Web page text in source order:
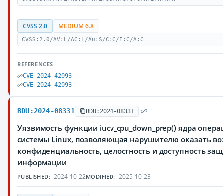
CVSS 2.0 MEDIUM 6.8
CVSS:2.0/AV:L/AC:L/Au:S/C:C/I:C/A:C
REFERENCES
CVE-2024-42093
CVE-2024-42093
BDU:2024-08331 BDU:2024-08331
Уязвимость функции iucv_cpu_down_prep() ядра
системы Linux, позволяющая нарушителю оказать
конфиденциальность, целостность и доступность
информации
PUBLISHED: 2024-10-22MODIFIED: 2025-10-23